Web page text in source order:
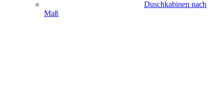
Duschkabinen nach
Maß